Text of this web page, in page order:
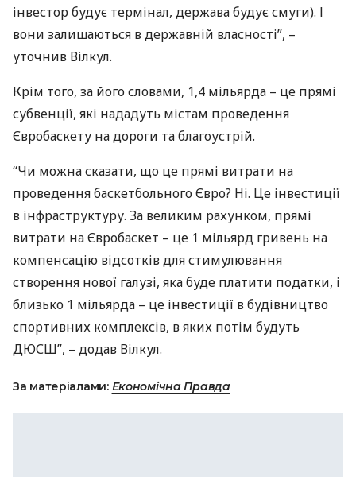
інвестор будує термінал, держава будує смуги). І
вони залишаються в державній власності”, –
уточнив Вілкул.
Крім того, за його словами, 1,4 мільярда – це прямі
субвенції, які нададуть містам проведення
Євробаскету на дороги та благоустрій.
“Чи можна сказати, що це прямі витрати на
проведення баскетбольного Євро? Ні. Це інвестиції
в інфраструктуру. За великим рахунком, прямі
витрати на Євробаскет – це 1 мільярд гривень на
компенсацію відсотків для стимулювання
створення нової галузі, яка буде платити податки, і
близько 1 мільярда – це інвестиції в будівництво
спортивних комплексів, в яких потім будуть
ДЮСШ”, – додав Вілкул.
За матеріалами: Економічна Правда